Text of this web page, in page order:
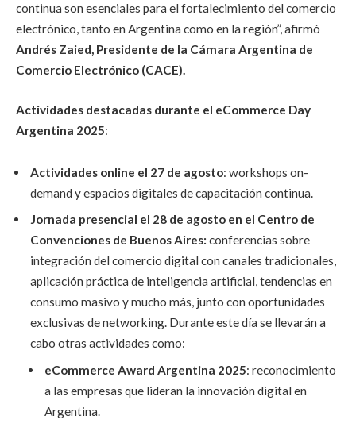
continua son esenciales para el fortalecimiento del comercio
electrónico, tanto en Argentina como en la región”, afirmó
Andrés Zaied, Presidente de la Cámara Argentina de
Comercio Electrónico (CACE).
Actividades destacadas durante el eCommerce Day
Argentina 2025:
Actividades online el 27 de agosto: workshops on-
demand y espacios digitales de capacitación continua.
Jornada presencial el 28 de agosto en el Centro de
Convenciones de Buenos Aires: conferencias sobre
integración del comercio digital con canales tradicionales,
aplicación práctica de inteligencia artificial, tendencias en
consumo masivo y mucho más, junto con oportunidades
exclusivas de networking. Durante este día se llevarán a
cabo otras actividades como:
eCommerce Award Argentina 2025: reconocimiento
a las empresas que lideran la innovación digital en
Argentina.